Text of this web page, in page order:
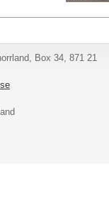
Box 34, 871 21